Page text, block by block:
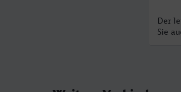
Der
Sie